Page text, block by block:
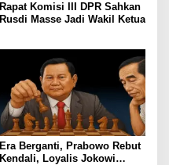
Rapat Komisi III DPR Sahkan
Rusdi Masse Jadi Wakil Ketua
Era Berganti, Prabowo Rebut
Kendali, Loyalis Jokowi